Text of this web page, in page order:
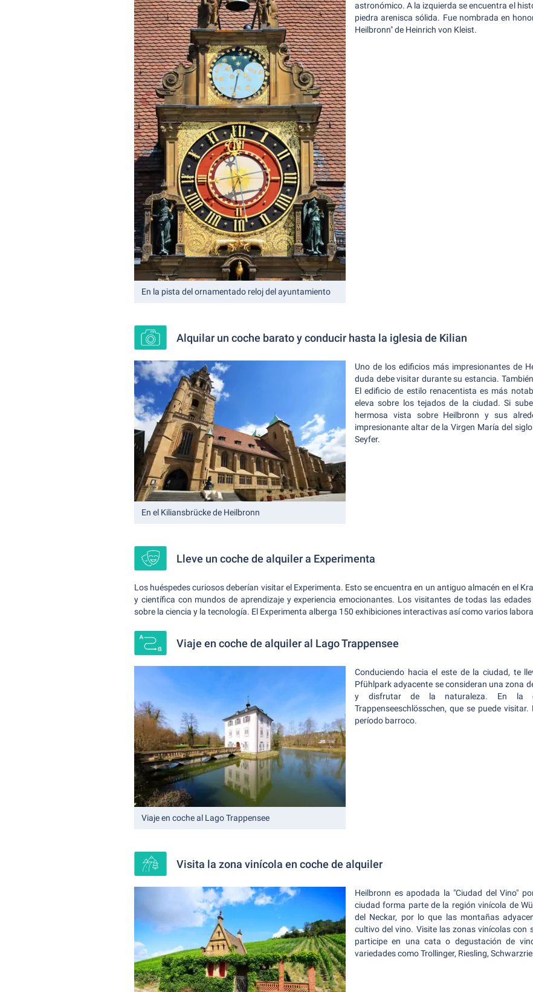
En la pista del ornamentado reloj del ayuntamiento
astronómico. A la izquierda se encuentra el
piedra arenisca sólida. Fue nombrada en
Heilbronn" de Heinrich von Kleist.
Alquilar un coche barato y conducir hasta la iglesia de Kilian
En el Kiliansbrücke de Heilbronn
Uno de los edificios más impresionantes de
duda debe visitar durante su estancia.
El edificio de estilo renacentista es más
eleva sobre los tejados de la ciudad. Si
hermosa vista sobre Heilbronn y sus
impresionante altar de la Virgen María del
Seyfer.
Lleve un coche de alquiler a Experimenta
Los huéspedes curiosos deberían visitar el Experimenta. Esto se encuentra en un antiguo almacén en el
y científica con mundos de aprendizaje y experiencia emocionantes. Los visitantes de todas las
sobre la ciencia y la tecnología. El Experimenta alberga 150 exhibiciones interactivas así como varios
Viaje en coche de alquiler al Lago Trappensee
Viaje en coche al Lago Trappensee
Conduciendo hacia el este de la ciudad, te
Pfühlpark adyacente se consideran una zona
y disfrutar de la naturaleza. En la
Trappenseeschlösschen, que se puede
período barroco.
Visita la zona vinícola en coche de alquiler
Heilbronn es apodada la "Ciudad del Vino"
ciudad forma parte de la región vinícola de
del Neckar, por lo que las montañas
cultivo del vino. Visite las zonas vinícolas con
participe en una cata o degustación de
variedades como Trollinger, Riesling,